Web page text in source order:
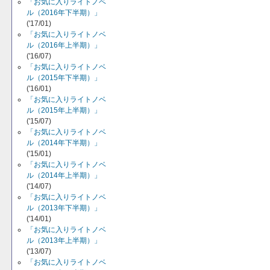
「お気に入りライトノベ
ル（2016年下半期）」
('17/01)
「お気に入りライトノベ
ル（2016年上半期）」
('16/07)
「お気に入りライトノベ
ル（2015年下半期）」
('16/01)
「お気に入りライトノベ
ル（2015年上半期）」
('15/07)
「お気に入りライトノベ
ル（2014年下半期）」
('15/01)
「お気に入りライトノベ
ル（2014年上半期）」
('14/07)
「お気に入りライトノベ
ル（2013年下半期）」
('14/01)
「お気に入りライトノベ
ル（2013年上半期）」
('13/07)
「お気に入りライトノベ